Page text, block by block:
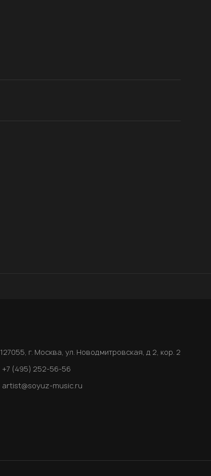
127055, г. Москва, ул. Новодмитровская, д 2, кор. 2
+7 (495) 252-56-56
artist@soyuz-music.ru